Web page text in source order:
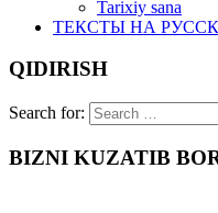
Tarixiy sana
ТЕКСТЫ НА
QIDIRISH
Search for:
BIZNI KUZATIB